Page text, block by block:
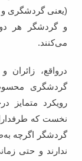
(یعنی گردشگری و
و گردشگر هر
می‌کنند.
درواقع،
گردشگری
رویکرد متمایز
نخست که
گردشگر اگرچه
ندارند و حتی